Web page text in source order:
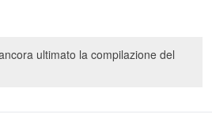
ultimato la compilazione del